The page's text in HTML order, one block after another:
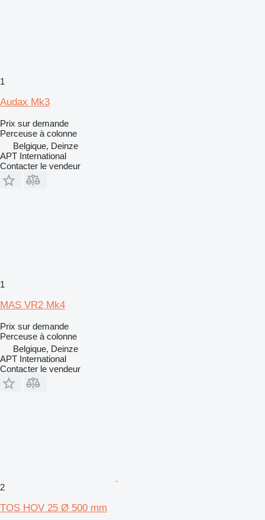
1
Audax Mk3
Prix sur demande
Perceuse à colonne
Belgique, Deinze
APT International
Contacter le vendeur
1
MAS VR2 Mk4
Prix sur demande
Perceuse à colonne
Belgique, Deinze
APT International
Contacter le vendeur
2
TOS HOV 25 Ø 500 mm